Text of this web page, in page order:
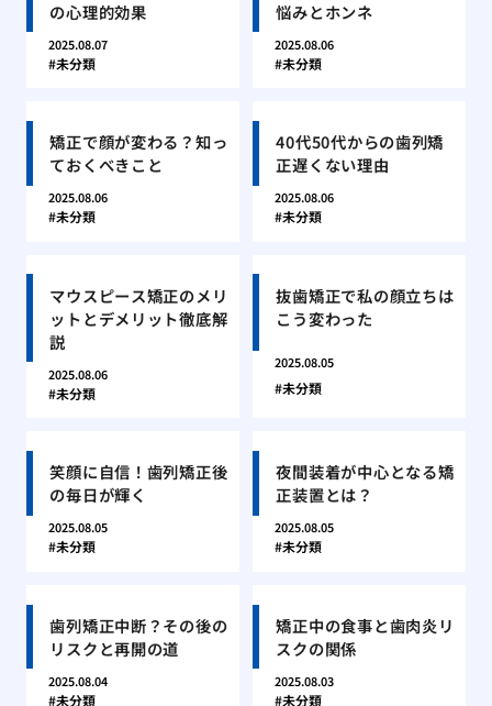
の心理的効果
2025.08.07
未分類
悩みとホンネ
2025.08.06
未分類
矯正で顔が変わる？知っ
ておくべきこと
2025.08.06
未分類
40代50代からの歯列矯
正遅くない理由
2025.08.06
未分類
マウスピース矯正のメリ
ットとデメリット徹底解
説
2025.08.06
未分類
抜歯矯正で私の顔立ちは
こう変わった
2025.08.05
未分類
笑顔に自信！歯列矯正後
の毎日が輝く
2025.08.05
未分類
夜間装着が中心となる矯
正装置とは？
2025.08.05
未分類
歯列矯正中断？その後の
リスクと再開の道
2025.08.04
未分類
矯正中の食事と歯肉炎リ
スクの関係
2025.08.03
未分類